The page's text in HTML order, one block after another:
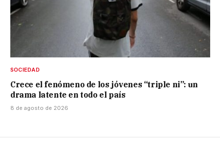
SOCIEDAD
Crece el fenómeno de los jóvenes “triple ni”: un
drama latente en todo el país
8 de agosto de 2026